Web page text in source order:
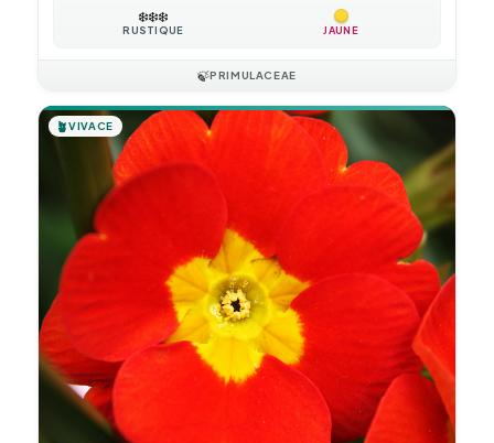
❄️❄️❄️
RUSTIQUE JAUNE
🍃PRIMULACEAE
🪴VIVACE